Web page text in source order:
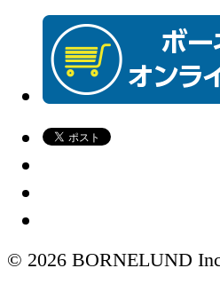
© 2026 BORNELUND